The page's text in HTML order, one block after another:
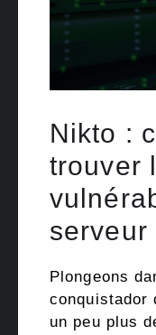
Nikto :
trouver
serveur
Plongeons
conquistador
un peu plus